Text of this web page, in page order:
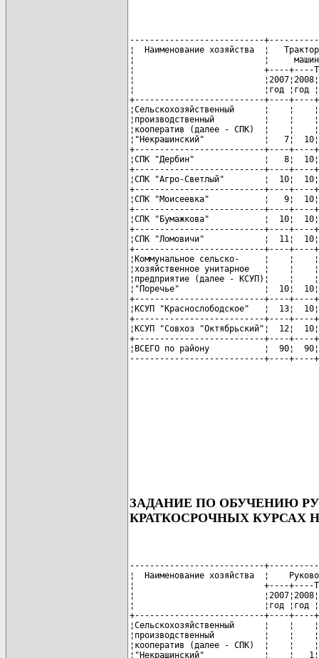
---------------------------
¦  Наименование хозяйства  ¦
¦                          ¦
¦                          +----+----
¦
¦                          ¦год ¦год ¦год
+--------------------------+----+----
¦Сельскохозяйственный      ¦
¦производственный          ¦
¦кооператив (далее - СПК)  ¦
¦"Некрашинский"            ¦   7¦
+--------------------------+----+----
¦СПК "Дербин"              ¦   8¦
+--------------------------+----+----
¦СПК "Агро-Светлый"        ¦  10¦
+--------------------------+----+----
¦СПК "Моисеевка"           ¦   9¦
+--------------------------+----+----
¦СПК "Бумажкова"           ¦  10¦
+--------------------------+----+----
¦СПК "Ломовичи"            ¦  11¦
+--------------------------+----+----
¦Коммунальное сельско-     ¦
¦хозяйственное унитарное   ¦
¦предприятие (далее - КСУП)¦
¦"Поречье"                 ¦  10¦
+--------------------------+----+----
¦КСУП "Краснослободское"   ¦  13¦
+--------------------------+----+----
¦КСУП "Совхоз "Октябрьский"¦  12¦
+--------------------------+----+----
¦ВСЕГО по району           ¦  90¦
---------------------------+----+----
ЗАДАНИЕ ПО ОБУЧЕНИЮ
КРАТКОСРОЧНЫХ КУРСАХ
---------------------------
¦  Наименование хозяйства  ¦
¦                          +----+----
¦
¦                          ¦год ¦год ¦год
+--------------------------+----+----
¦Сельскохозяйственный      ¦
¦производственный          ¦
¦кооператив (далее - СПК)  ¦
¦"Некрашинский"            ¦    ¦